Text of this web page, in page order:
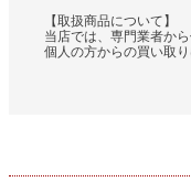
【取扱商品について】
当店では、専門業者か
個人の方からの買い取り